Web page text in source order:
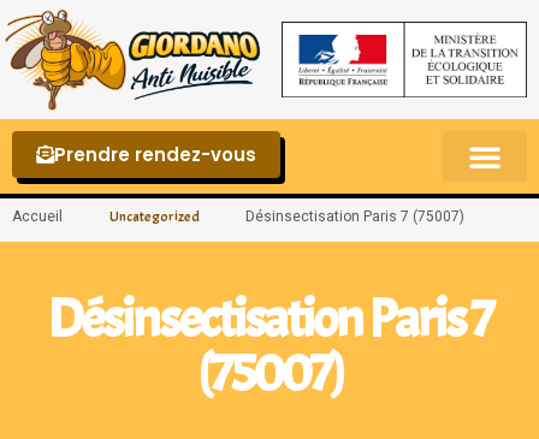
Prendre rendez-vous
Accueil Uncategorized Désinsectisation Paris 7 (75007)
Désinsectisation Paris 7
(75007)